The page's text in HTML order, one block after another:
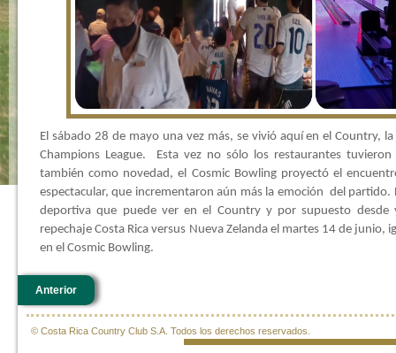
El sábado 28 de mayo una vez más, se vivió aquí en el Country,
Champions League. Esta vez no sólo los restaurantes
también como novedad, el Cosmic Bowling proyectó el
espectacular, que incrementaron aún más la emoción del partido.
deportiva que puede ver en el Country y por supuesto desde
repechaje Costa Rica versus Nueva Zelanda el martes 14 de junio,
en el Cosmic Bowling.
Anterior
© Costa Rica Country Club S.A. Todos los derechos reservados.